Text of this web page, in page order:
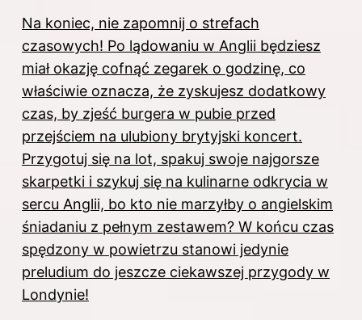
Na koniec, nie zapomnij o strefach
czasowych! Po lądowaniu w Anglii będziesz
miał okazję cofnąć zegarek o godzinę, co
właściwie oznacza, że zyskujesz dodatkowy
czas, by zjeść burgera w pubie przed
przejściem na ulubiony brytyjski koncert.
Przygotuj się na lot, spakuj swoje najgorsze
skarpetki i szykuj się na kulinarne odkrycia w
sercu Anglii, bo kto nie marzyłby o angielskim
śniadaniu z pełnym zestawem? W końcu czas
spędzony w powietrzu stanowi jedynie
preludium do jeszcze ciekawszej przygody w
Londynie!